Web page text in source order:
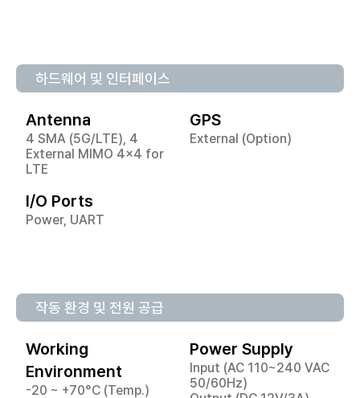
하드웨어 및 인터페이스
Antenna
4 SMA (5G/LTE), 4
External MIMO 4x4 for
LTE
GPS
External (Option)
I/O Ports
Power, UART
작동 환경 및 전원 공급
Working
Environment
-20 ~ +70°C (Temp.)
Power Supply
Input (AC 110~240 VAC
50/60Hz)